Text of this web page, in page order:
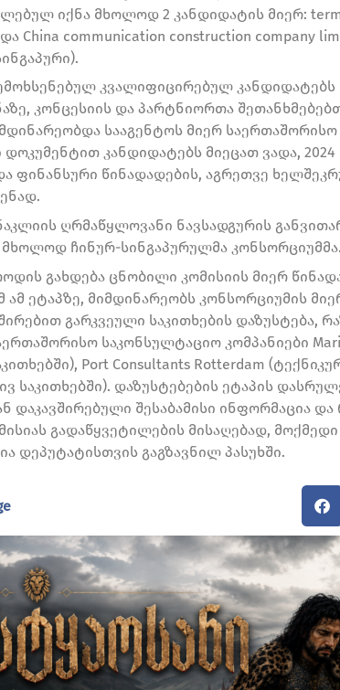
იქნა მხოლოდ 2 კანდიდატის მიერ:
და China communication construction company
კვალიფიცირებულ
კონცესიის და პარტნიორთა
სააგენტოს მიერ
კანდიდატებს მიეცათ ვადა, 2024
ფინანსური წინადადების, აგრეთვე
ღრმაწყლოვანი ნავსადგურის
მხოლოდ ჩინურ-სინგაპურულმა კონსორციუმმა.
გახდება ცნობილი კომისიის მიერ
ამ ეტაპზე, მიმდინარეობს კონსორციუმის
გარკვეული საკითხების დაზუსტება,
საკონსულტაციო კომპანიები
Port Consultants Rotterdam
საკითხებში). დაზუსტებების ეტაპის
დაკავშირებული შესაბამისი ინფორმაცია
გადაწყვეტილების მისაღებად,
დეპუტატისთვის გაგზავნილ პასუხში.